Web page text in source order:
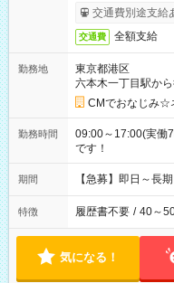
交通費別途支給
交通費 全額支給
勤務地
東京都港区
六本木一丁目駅か
CMでおなじみ☆
勤務時間
09:00～17:00(実
です！
期間 【急募】即日～長
特徴 履歴書不要 / 40～
気になる！